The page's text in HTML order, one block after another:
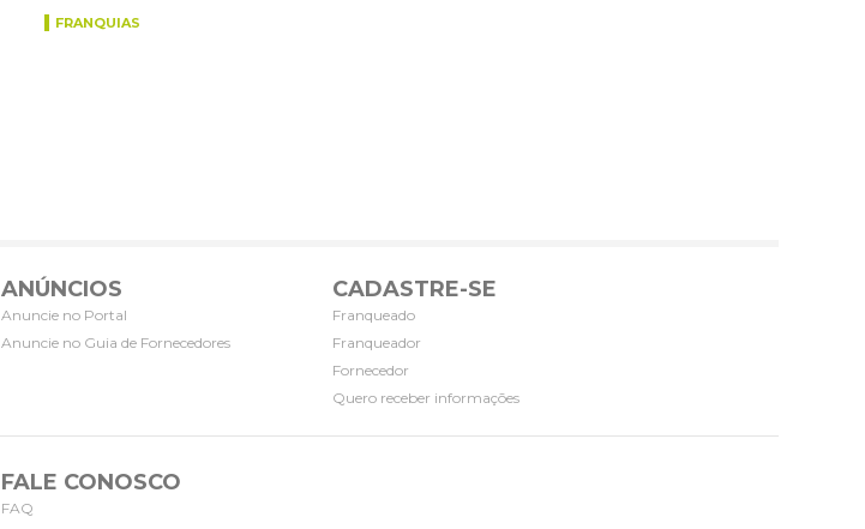
FRANQUIAS
ANÚNCIOS
Anuncie no Portal
Anuncie no Guia de Fornecedores
CADASTRE-SE
Franqueado
Franqueador
Fornecedor
Quero receber informações
FALE CONOSCO
FAQ